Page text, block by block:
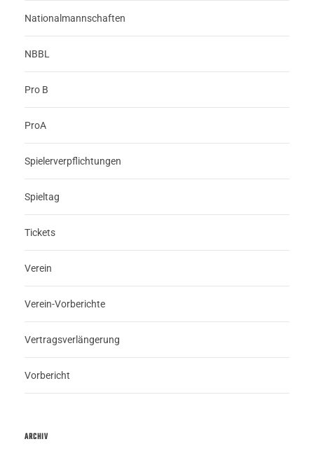
Nationalmannschaften
NBBL
Pro B
ProA
Spielerverpflichtungen
Spieltag
Tickets
Verein
Verein-Vorberichte
Vertragsverlängerung
Vorbericht
ARCHIV